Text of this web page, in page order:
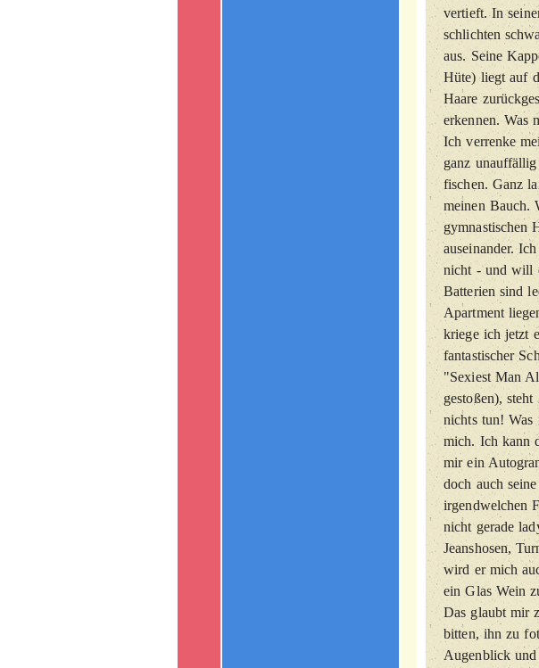
vertieft. In
schlichten
aus. Seine
Hüte) liegt auf
Haare
erkennen. Was
Ich verrenke
ganz
fischen. Ganz
meinen Bauch.
gymnastischen
auseinander.
nicht - und will
Batterien sind
Apartment
kriege ich jetzt
fantastischer
"Sexiest Man
gestoßen),
nichts tun! Was
mich. Ich kann
mir ein
doch auch
irgendwelchen
nicht gerade
Jeanshosen,
wird er mich
ein Glas Wein
Das glaubt mir
bitten, ihn zu
Augenblick und